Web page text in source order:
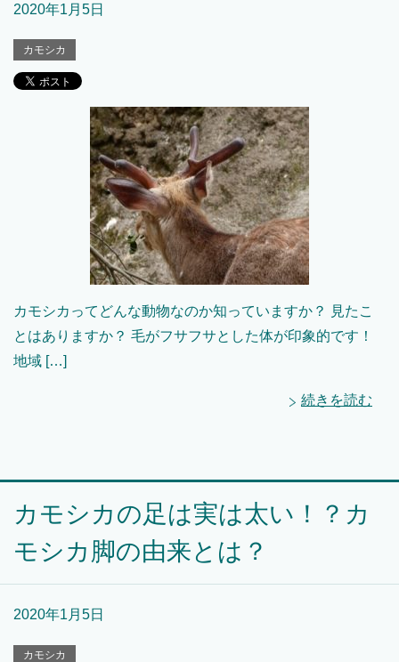
2020年1月5日
カモシカ
カモシカってどんな動物なのか知っていますか？ 見たこ
とはありますか？ 毛がフサフサとした体が印象的です！
地域 […]
続きを読む
カモシカの足は実は太い！？カ
モシカ脚の由来とは？
2020年1月5日
カモシカ